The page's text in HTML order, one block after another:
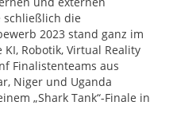
schließlich die
2023 stand ganz im
Robotik, Virtual Reality
Finalistenteams aus
Niger und Uganda
„Shark Tank“-Finale in